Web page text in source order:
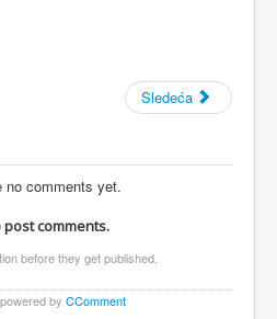
Sledeća
no comments yet.
comments.
before they get published.
by CComment